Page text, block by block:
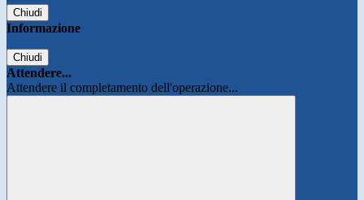
Chiudi
Informazione
Chiudi
Attendere...
Attendere il completamento dell'operazione...